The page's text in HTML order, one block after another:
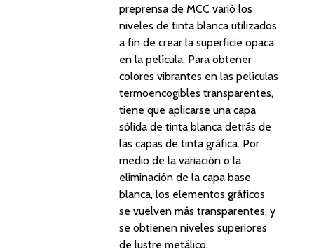
preprensa de MCC varió los
niveles de tinta blanca utilizados
a fin de crear la superficie opaca
en la película. Para obtener
colores vibrantes en las películas
termoencogibles transparentes,
tiene que aplicarse una capa
sólida de tinta blanca detrás de
las capas de tinta gráfica. Por
medio de la variación o la
eliminación de la capa base
blanca, los elementos gráficos
se vuelven más transparentes, y
se obtienen niveles superiores
de lustre metálico.